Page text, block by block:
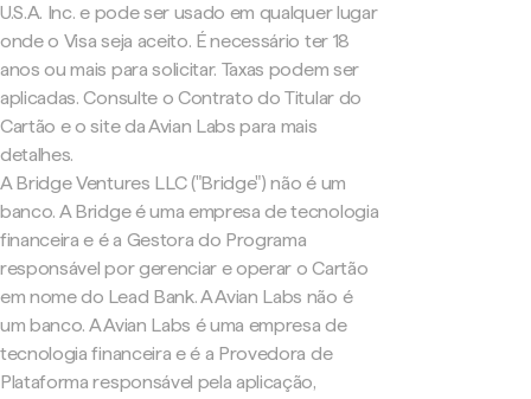
U.S.A. Inc. e pode ser usado em qualquer lugar
onde o Visa seja aceito. É necessário ter 18
anos ou mais para solicitar. Taxas podem ser
aplicadas. Consulte o Contrato do Titular do
Cartão e o site da Avian Labs para mais
detalhes.
A Bridge Ventures LLC ("Bridge") não é um
banco. A Bridge é uma empresa de tecnologia
financeira e é a Gestora do Programa
responsável por gerenciar e operar o Cartão
em nome do Lead Bank. A Avian Labs não é
um banco. A Avian Labs é uma empresa de
tecnologia financeira e é a Provedora de
Plataforma responsável pela aplicação,